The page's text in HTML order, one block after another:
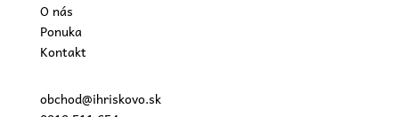
O nás
Ponuka
Kontakt
obchod@ihriskovo.sk